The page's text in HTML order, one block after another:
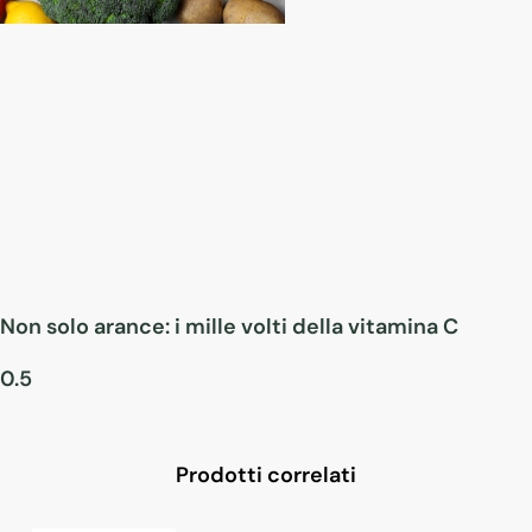
Non solo arance: i mille volti della vitamina C
Prodotti correlati